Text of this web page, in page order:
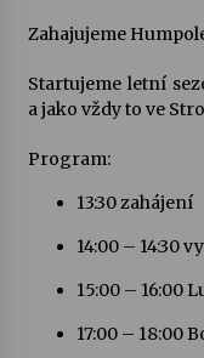
Letní
Zahajujeme
Startujeme letní
a jako vždy to ve
Program:
13:30 zahájení
14:00 – 14:30
15:00 – 16:00
17:00 – 18:00